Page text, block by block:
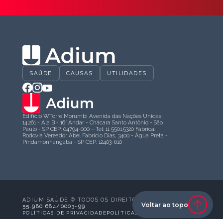
SAÚDE CAUSAS UTILIDADES
Edifício WTorre Morumbi Avenida das Nações Unidas,
14.261 - Ala B - 16° Andar - Chácara Santo Antônio - São
Paulo - SP CEP: 04794-000 – Tel: 11 5501.5320 Fábrica:
Rodovia Vereador Abel Fabrício Dias, 3400 - Água Preta -
Pindamonhangaba - SP CEP: 12403-610
ADIUM SAÚDE © TODOS OS DIREITOS RESERVADOS
55.980.684/0003-99
POLÍTICAS DE PRIVACIDADEPOLÍTICAS DE COOKIES
Voltar ao topo